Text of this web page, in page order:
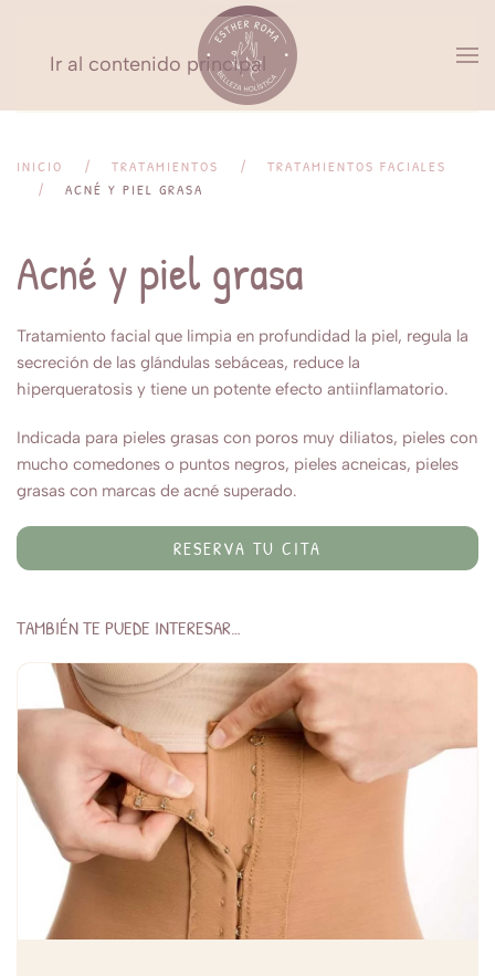
Ir al contenido principal
INICIO TRATAMIENTOS
TRATAMIENTOS FACIALES
ACNÉ Y PIEL GRASA
Acné y piel grasa
Tratamiento facial que limpia en profundidad la piel, regula la
secreción de las glándulas sebáceas, reduce la
hiperqueratosis y tiene un potente efecto antiinflamatorio.
Indicada para pieles grasas con poros muy diliatos, pieles con
mucho comedones o puntos negros, pieles acneicas, pieles
grasas con marcas de acné superado.
RESERVA TU CITA
TAMBIÉN TE PUEDE INTERESAR…